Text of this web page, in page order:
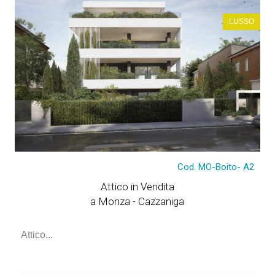
LUSSO
Cod. MO-Boito- A2
Attico in Vendita
a Monza - Cazzaniga
Attico...